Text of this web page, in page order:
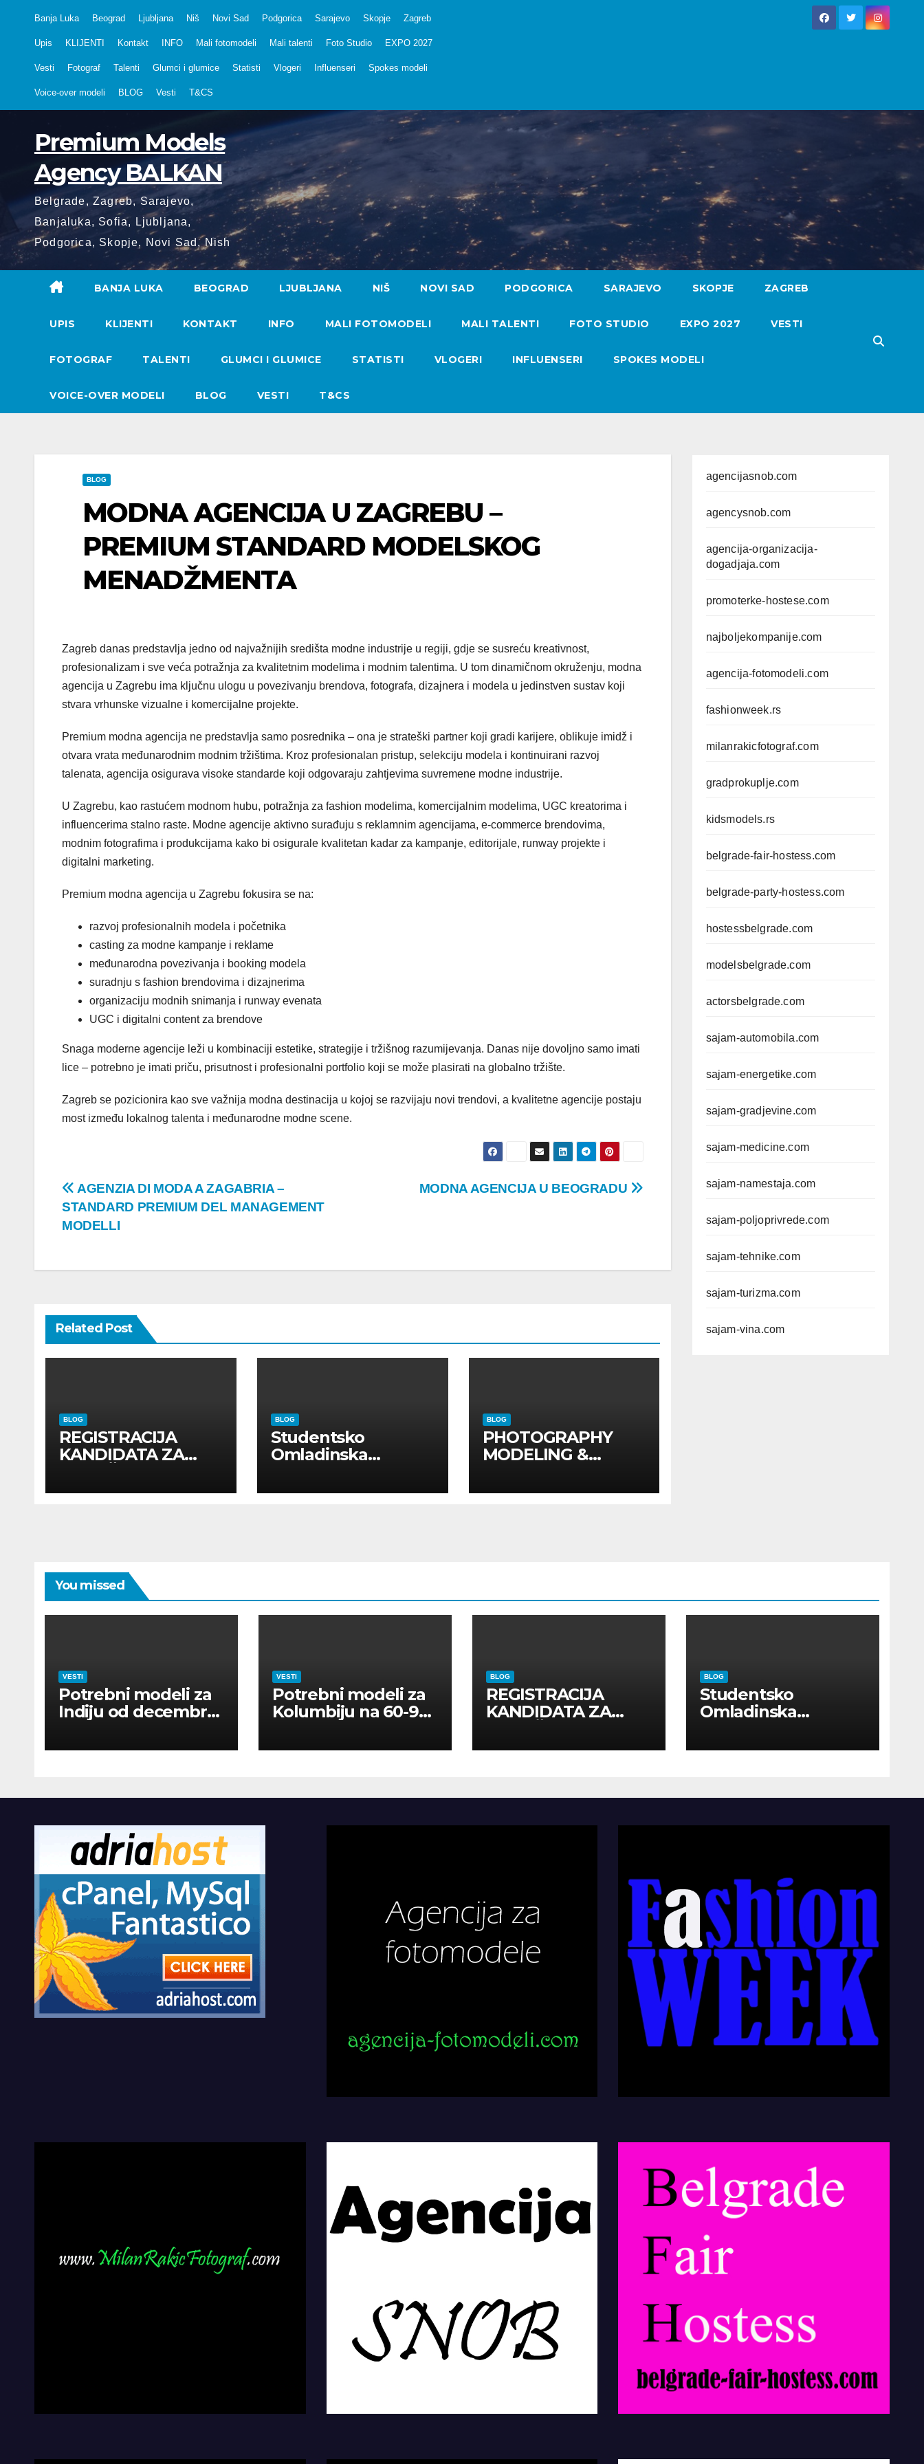
Banja Luka Beograd Ljubljana Niš Novi Sad Podgorica Sarajevo Skopje Zagreb
Upis KLIJENTI Kontakt INFO Mali fotomodeli Mali talenti Foto Studio EXPO 2027
Vesti Fotograf Talenti Glumci i glumice Statisti Vlogeri Influenseri Spokes modeli
Voice-over modeli BLOG Vesti T&CS
Premium Models
Agency BALKAN
Belgrade, Zagreb, Sarajevo,
Banjaluka, Sofia, Ljubljana,
Podgorica, Skopje, Novi Sad, Nish
BANJA LUKA BEOGRAD LJUBLJANA NIŠ NOVI SAD PODGORICA SARAJEVO SKOPJE ZAGREB
UPIS KLIJENTI KONTAKT INFO MALI FOTOMODELI MALI TALENTI FOTO STUDIO EXPO 2027 VESTI
FOTOGRAF TALENTI GLUMCI I GLUMICE STATISTI VLOGERI INFLUENSERI SPOKES MODELI
VOICE-OVER MODELI BLOG VESTI T&CS
BLOG
MODNA AGENCIJA U ZAGREBU –
PREMIUM STANDARD MODELSKOG
MENADŽMENTA
Zagreb danas predstavlja jedno od najvažnijih središta modne industrije u regiji, gdje se susreću kreativnost,
profesionalizam i sve veća potražnja za kvalitetnim modelima i modnim talentima. U tom dinamičnom okruženju, modna
agencija u Zagrebu ima ključnu ulogu u povezivanju brendova, fotografa, dizajnera i modela u jedinstven sustav koji
stvara vrhunske vizualne i komercijalne projekte.
Premium modna agencija ne predstavlja samo posrednika – ona je strateški partner koji gradi karijere, oblikuje imidž i
otvara vrata međunarodnim modnim tržištima. Kroz profesionalan pristup, selekciju modela i kontinuirani razvoj
talenata, agencija osigurava visoke standarde koji odgovaraju zahtjevima suvremene modne industrije.
U Zagrebu, kao rastućem modnom hubu, potražnja za fashion modelima, komercijalnim modelima, UGC kreatorima i
influencerima stalno raste. Modne agencije aktivno surađuju s reklamnim agencijama, e-commerce brendovima,
modnim fotografima i produkcijama kako bi osigurale kvalitetan kadar za kampanje, editorijale, runway projekte i
digitalni marketing.
Premium modna agencija u Zagrebu fokusira se na:
razvoj profesionalnih modela i početnika
casting za modne kampanje i reklame
međunarodna povezivanja i booking modela
suradnju s fashion brendovima i dizajnerima
organizaciju modnih snimanja i runway evenata
UGC i digitalni content za brendove
Snaga moderne agencije leži u kombinaciji estetike, strategije i tržišnog razumijevanja. Danas nije dovoljno samo imati
lice – potrebno je imati priču, prisutnost i profesionalni portfolio koji se može plasirati na globalno tržište.
Zagreb se pozicionira kao sve važnija modna destinacija u kojoj se razvijaju novi trendovi, a kvalitetne agencije postaju
most između lokalnog talenta i međunarodne modne scene.
Post
navigation
MODNA AGENCIJA U BEOGRADU
AGENZIA DI MODA A ZAGABRIA –
STANDARD PREMIUM DEL MANAGEMENT
MODELLI
Related Post
BLOG
REGISTRACIJA
KANDIDATA ZA
INOSTRANIM
BLOG
Studentsko
Omladinska
Kompanije“
BLOG
PHOTOGRAPHY
MODELING &
PRODUCTION
kampanja
agencijasnob.com
agencysnob.com
agencija-organizacija-
dogadjaja.com
promoterke-hostese.com
najboljekompanije.com
agencija-fotomodeli.com
fashionweek.rs
milanrakicfotograf.com
gradprokuplje.com
kidsmodels.rs
belgrade-fair-hostess.com
belgrade-party-hostess.com
hostessbelgrade.com
modelsbelgrade.com
actorsbelgrade.com
sajam-automobila.com
sajam-energetike.com
sajam-gradjevine.com
sajam-medicine.com
sajam-namestaja.com
sajam-poljoprivrede.com
sajam-tehnike.com
sajam-turizma.com
sajam-vina.com
You missed
VESTI
Potrebni modeli za
Indiju od decembra
VESTI
Potrebni modeli za
Kolumbiju na 60-90
BLOG
REGISTRACIJA
KANDIDATA ZA
INOSTRANIM
BLOG
Studentsko
Omladinska
Kompanije“